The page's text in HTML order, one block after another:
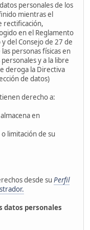
personales de los
mientras el
rectificación,
en el Reglamento
del Consejo de 27 de
personas físicas en
y a la libre
deroga la Directiva
de datos)
tienen derecho a:
en
limitación de su
desde su Perfil
datos personales